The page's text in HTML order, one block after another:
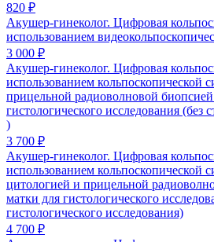
820 ₽
Акушер-гинеколог. Цифровая
использованием
3 000 ₽
Акушер-гинеколог. Цифровая
использованием кольпоскопической
прицельной радиоволновой
гистологического исследования (без
)
3 700 ₽
Акушер-гинеколог. Цифровая
использованием кольпоскопической
цитологией и прицельной
матки для гистологического
гистологического исследования)
4 700 ₽